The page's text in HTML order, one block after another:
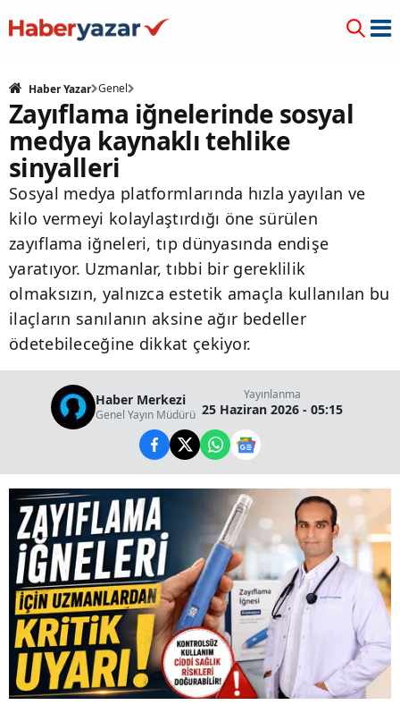
Haber Yazar Genel
Zayıflama iğnelerinde sosyal
medya kaynaklı tehlike
sinyalleri
Sosyal medya platformlarında hızla yayılan ve
kilo vermeyi kolaylaştırdığı öne sürülen
zayıflama iğneleri, tıp dünyasında endişe
yaratıyor. Uzmanlar, tıbbi bir gereklilik
olmaksızın, yalnızca estetik amaçla kullanılan bu
ilaçların sanılanın aksine ağır bedeller
ödetebileceğine dikkat çekiyor.
Haber Merkezi
Genel Yayın Müdürü
Yayınlanma
25 Haziran 2026 - 05:15